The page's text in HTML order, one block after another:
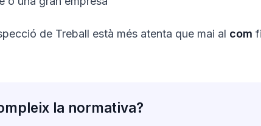
de Treball està més atenta que mai al com
la normativa?